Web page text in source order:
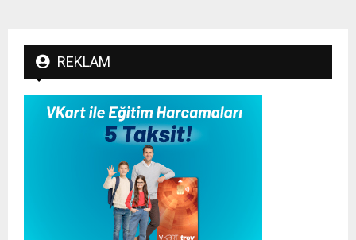
REKLAM